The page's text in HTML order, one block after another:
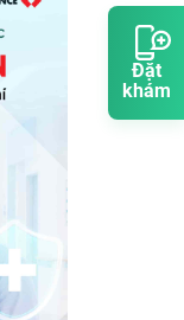
Đặt
khám